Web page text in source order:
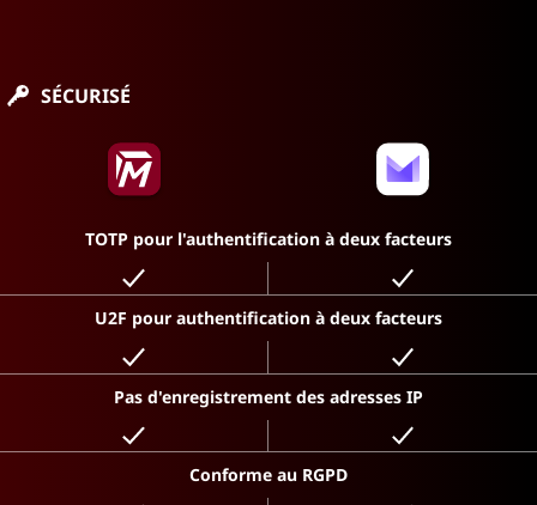
SÉCURISÉ
TOTP pour l'authentification à deux facteurs
U2F pour authentification à deux facteurs
Pas d'enregistrement des adresses IP
Conforme au RGPD